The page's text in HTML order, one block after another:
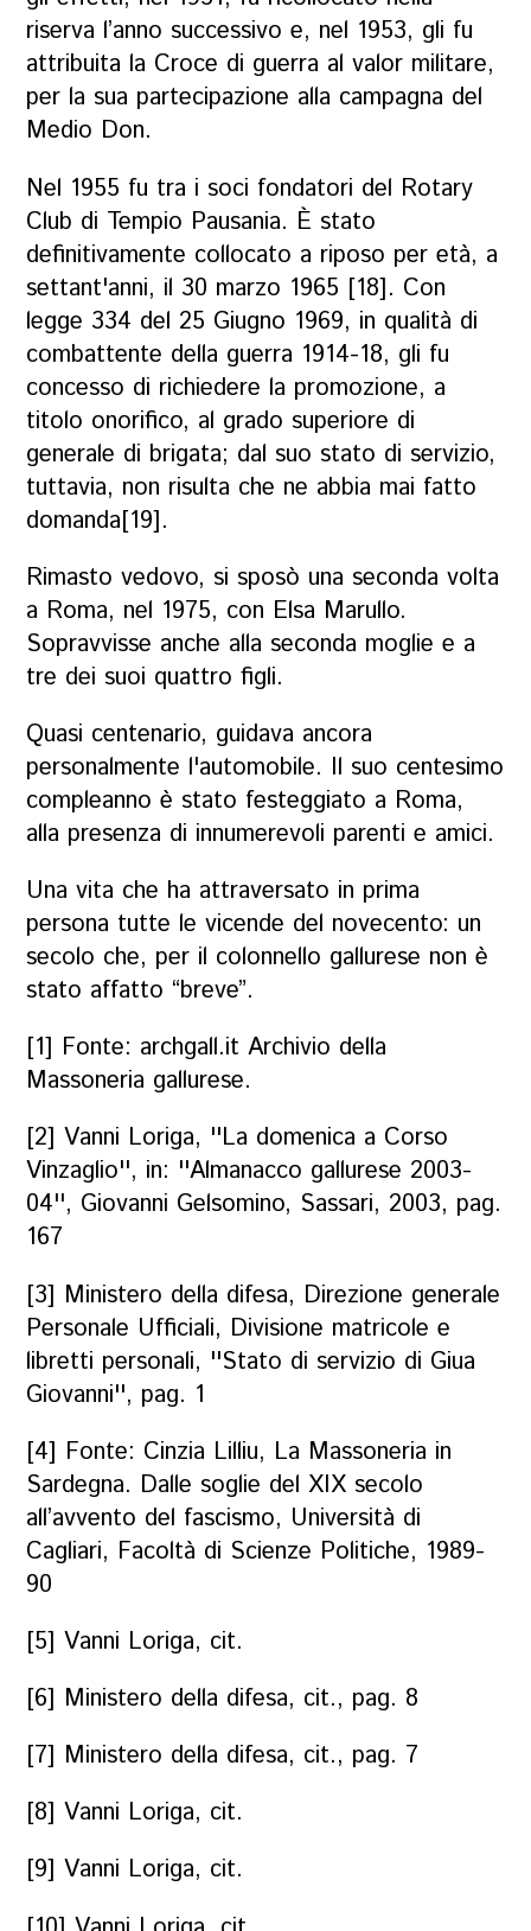
riserva l’anno successivo e, nel 1953, gli fu
attribuita la Croce di guerra al valor militare,
per la sua partecipazione alla campagna del
Medio Don.
Nel 1955 fu tra i soci fondatori del Rotary
Club di Tempio Pausania. È stato
definitivamente collocato a riposo per età, a
settant'anni, il 30 marzo 1965 [18]. Con
legge 334 del 25 Giugno 1969, in qualità di
combattente della guerra 1914-18, gli fu
concesso di richiedere la promozione, a
titolo onorifico, al grado superiore di
generale di brigata; dal suo stato di servizio,
tuttavia, non risulta che ne abbia mai fatto
domanda[19].
Rimasto vedovo, si sposò una seconda volta
a Roma, nel 1975, con Elsa Marullo.
Sopravvisse anche alla seconda moglie e a
tre dei suoi quattro figli.
Quasi centenario, guidava ancora
personalmente l'automobile. Il suo centesimo
compleanno è stato festeggiato a Roma,
alla presenza di innumerevoli parenti e amici.
Una vita che ha attraversato in prima
persona tutte le vicende del novecento: un
secolo che, per il colonnello gallurese non è
stato affatto “breve”.
[1] Fonte: archgall.it Archivio della
Massoneria gallurese.
[2] Vanni Loriga, ''La domenica a Corso
Vinzaglio'', in: ''Almanacco gallurese 2003-
04'', Giovanni Gelsomino, Sassari, 2003, pag.
167
[3] Ministero della difesa, Direzione generale
Personale Ufficiali, Divisione matricole e
libretti personali, ''Stato di servizio di Giua
Giovanni'', pag. 1
[4] Fonte: Cinzia Lilliu, La Massoneria in
Sardegna. Dalle soglie del XIX secolo
all’avvento del fascismo, Università di
Cagliari, Facoltà di Scienze Politiche, 1989-
90
[5] Vanni Loriga, cit.
[6] Ministero della difesa, cit., pag. 8
[7] Ministero della difesa, cit., pag. 7
[8] Vanni Loriga, cit.
[9] Vanni Loriga, cit.